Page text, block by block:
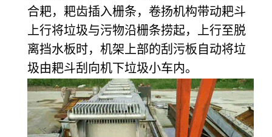
合耙，耙齿插入栅条，卷扬机构带动耙斗
上行将垃圾与污物沿栅条捞起，上行至脱
离挡水板时，机架上部的刮污板自动将垃
圾由耙斗刮向机下垃圾小车内。